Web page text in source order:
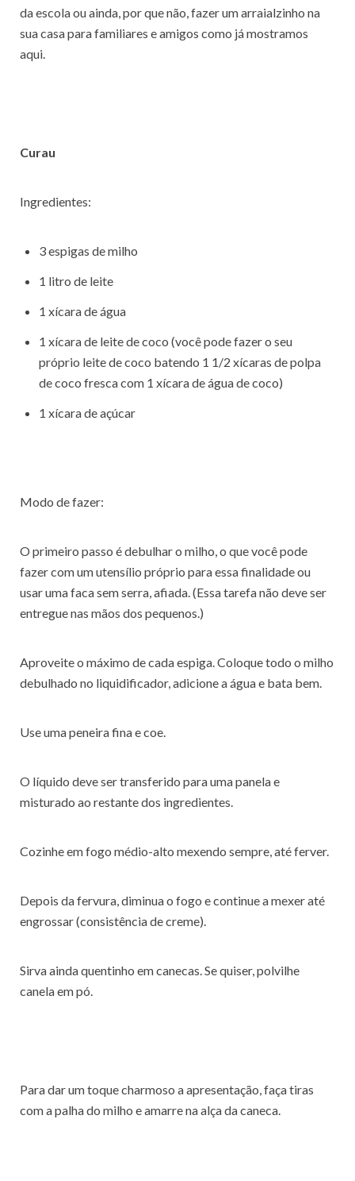
da escola ou ainda, por que não, fazer um arraialzinho na
sua casa para familiares e amigos como já mostramos
aqui.
Curau
Ingredientes:
3 espigas de milho
1 litro de leite
1 xícara de água
1 xícara de leite de coco (você pode fazer o seu
próprio leite de coco batendo 1 1/2 xícaras de polpa
de coco fresca com 1 xícara de água de coco)
1 xícara de açúcar
Modo de fazer:
O primeiro passo é debulhar o milho, o que você pode
fazer com um utensílio próprio para essa finalidade ou
usar uma faca sem serra, afiada. (Essa tarefa não deve ser
entregue nas mãos dos pequenos.)
Aproveite o máximo de cada espiga. Coloque todo o milho
debulhado no liquidificador, adicione a água e bata bem.
Use uma peneira fina e coe.
O líquido deve ser transferido para uma panela e
misturado ao restante dos ingredientes.
Cozinhe em fogo médio-alto mexendo sempre, até ferver.
Depois da fervura, diminua o fogo e continue a mexer até
engrossar (consistência de creme).
Sirva ainda quentinho em canecas. Se quiser, polvilhe
canela em pó.
Para dar um toque charmoso a apresentação, faça tiras
com a palha do milho e amarre na alça da caneca.